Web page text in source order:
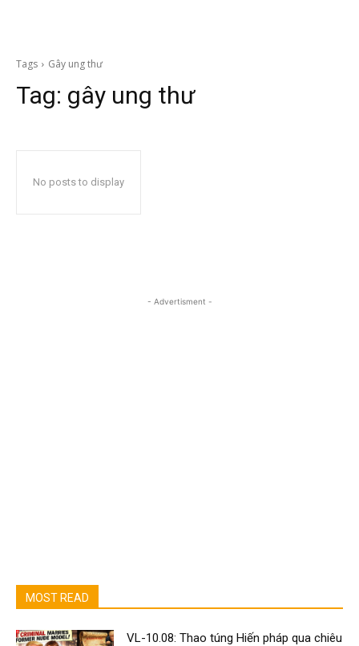
Tags Gây ung thư
Tag: gây ung thư
No posts to display
- Advertisment -
MOST READ
VL-10.08: Thao túng Hiến pháp qua chiêu